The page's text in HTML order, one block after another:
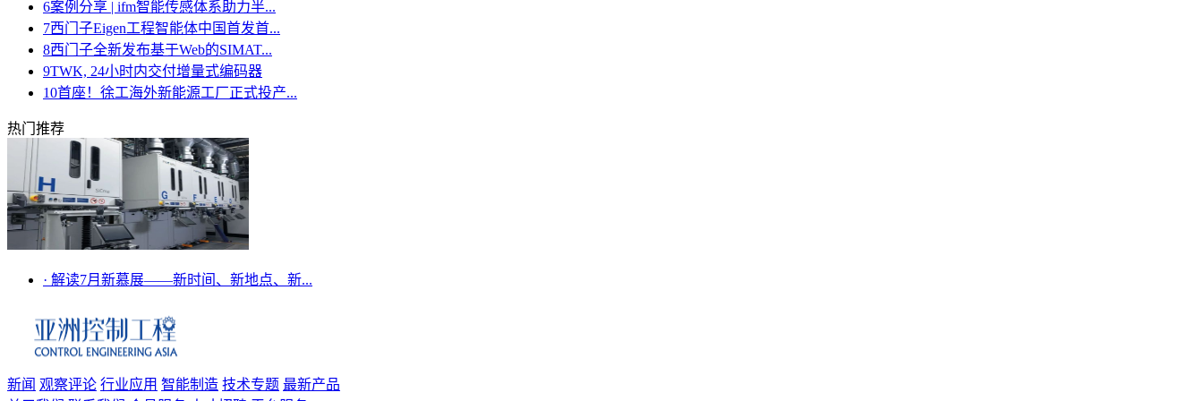
6案例分享 | ifm智能传感体系助力半...
7西门子Eigen工程智能体中国首发首...
8西门子全新发布基于Web的SIMAT...
9TWK, 24小时内交付增量式编码器
10首座！徐工海外新能源工厂正式投产...
热门推荐
· 解读7月新慕展——新时间、新地点、新...
新闻 观察评论 行业应用 智能制造 技术专题 最新产品